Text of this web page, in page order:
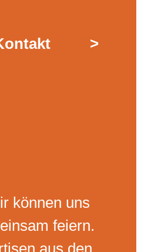
>
können uns
feiern.
aus den